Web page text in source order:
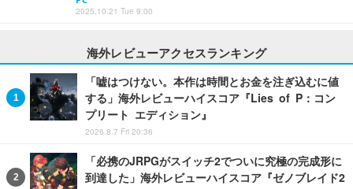
2025.10.21 Tue 9:00
海外レビューアクセスランキング
「嘘はつけない。本作は時間とお金を注ぎ込むに値
する」海外レビューハイスコア『Lies of P：コン
プリート エディション』
2026.8.7 Fri 20:36
「必携のJRPGがスイッチ2でついに究極の完成形に
到達した」海外レビューハイスコア『ゼノブレイド2